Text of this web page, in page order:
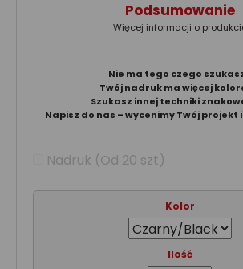
Podsumowanie
Więcej informacji o
Nie ma tego czego
Twój nadruk ma więcej
Szukasz innej techniki
Napisz do nas – wycenimy Twój
Nadruk (Od 20 szt)
Kolor
Ilość